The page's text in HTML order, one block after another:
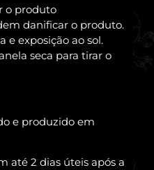
o produto
danificar o produto.
e exposição ao sol.
seca para tirar o
e produzido em
até 2 dias úteis após a